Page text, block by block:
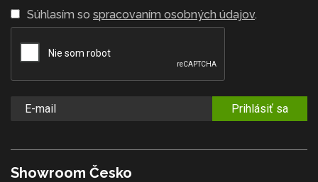
Súhlasím so spracovaním osobných údajov.
Prihlásiť sa
Showroom Česko